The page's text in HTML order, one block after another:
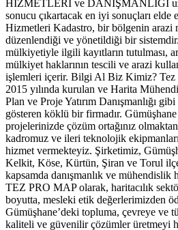
HİZMETLERİ ve DANIŞMANLIĞI
sonucu çıkartacak en iyi sonuçları
Hizmetleri Kadastro, bir bölgenin
düzenlendiği ve yönetildiği bir
mülkiyetiyle ilgili kayıtların tutulması,
mülkiyet haklarının tescili ve arazi
işlemleri içerir. Bilgi Al Biz Kimiz?
2015 yılında kurulan ve Harita
Plan ve Proje Yatırım Danışmanlığı
gösteren köklü bir firmadır.
projelerinizde çözüm ortağınız
kadromuz ve ileri teknolojik
hizmet vermekteyiz. Şirketimiz,
Kelkit, Köse, Kürtün, Şiran ve Torul
kapsamda danışmanlık ve mühendislik
TEZ PRO MAP olarak, haritacılık
boyutta, mesleki etik değerlerimizden
Gümüşhane’deki topluma, çevreye ve
kaliteli ve güvenilir çözümler üretmeyi